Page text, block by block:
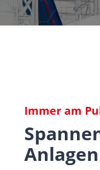
Immer am